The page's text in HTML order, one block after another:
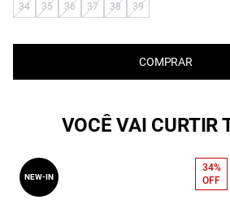
34 35 36 37 38 39
COMPRAR
VOCÊ VAI CURTIR
NEW-IN
34%
OFF